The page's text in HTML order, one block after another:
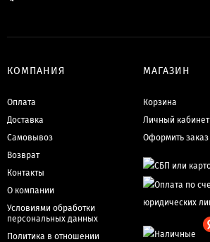
КОМПАНИЯ
Оплата
Доставка
Самовывоз
Возврат
Контакты
О компании
Условиями обработки
персональных данных
Политика в отношении
МАГАЗИН
Корзина
Личный кабинет
Оформить заказ